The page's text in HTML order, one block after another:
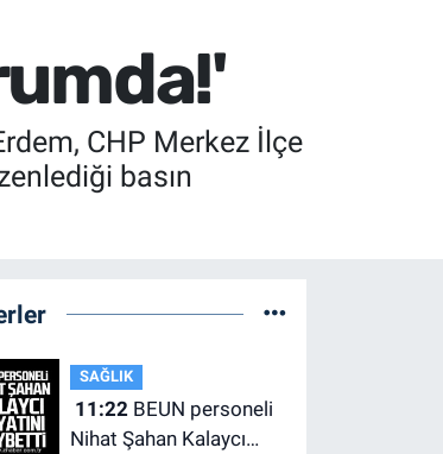
CHP Merkez İlçe
basın
SAĞLIK
11:22BEUN personeli
Nihat Şahan Kalaycı